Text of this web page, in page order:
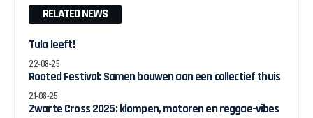
RELATED NEWS
Tula leeft!
22-08-25
Rooted Festival: Samen bouwen aan een collectief thuis
21-08-25
Zwarte Cross 2025: klompen, motoren en reggae-vibes